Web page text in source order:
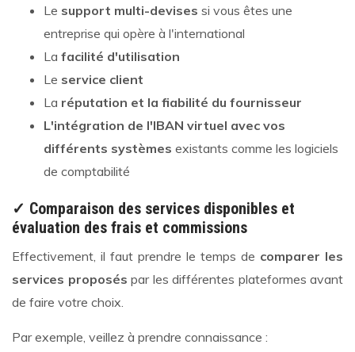
Le support multi-devises si vous êtes une
entreprise qui opère à l'international
La facilité d'utilisation
Le service client
La réputation et la fiabilité du fournisseur
L'intégration de l'IBAN virtuel avec vos
différents systèmes existants comme les logiciels
de comptabilité
✓ Comparaison des services disponibles et
évaluation des frais et commissions
Effectivement, il faut prendre le temps de comparer les
services proposés par les différentes plateformes avant
de faire votre choix.
Par exemple, veillez à prendre connaissance :